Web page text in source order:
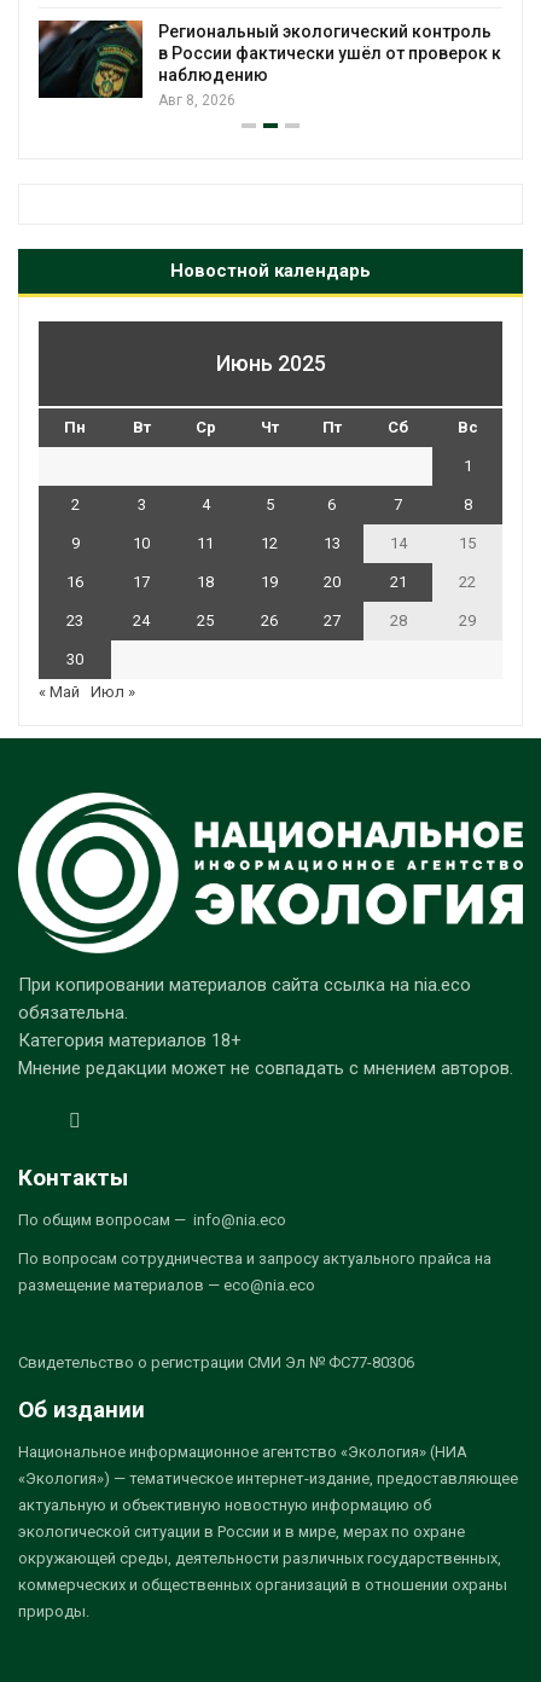
Региональный экологический контроль
в России фактически ушёл от проверок к
наблюдению
Авг 8, 2026
Новостной календарь
Июнь 2025
Пн Вт Ср Чт Пт Сб Вс
1
2 3 4 5 6 7 8
9 10 11 12 13 14 15
16 17 18 19 20 21 22
23 24 25 26 27 28 29
30
« Май
Июл »
При копировании материалов сайта ссылка на nia.eco
обязательна.
Категория материалов 18+
Мнение редакции может не совпадать с мнением авторов.
Контакты
По общим вопросам — info@nia.eco
По вопросам сотрудничества и запросу актуального прайса на
размещение материалов — eco@nia.eco
Свидетельство о регистрации СМИ Эл № ФС77-80306
Об издании
Национальное информационное агентство «Экология» (НИА
«Экология») — тематическое интернет-издание, предоставляющее
актуальную и объективную новостную информацию об
экологической ситуации в России и в мире, мерах по охране
окружающей среды, деятельности различных государственных,
коммерческих и общественных организаций в отношении охраны
природы.